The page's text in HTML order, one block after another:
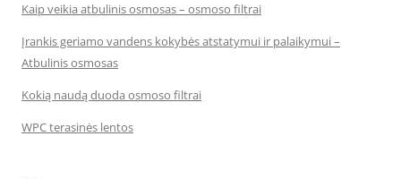
Kaip veikia atbulinis osmosas – osmoso filtrai
Įrankis geriamo vandens kokybės atstatymui ir palaikymui –
Atbulinis osmosas
Kokią naudą duoda osmoso filtrai
WPC terasinės lentos